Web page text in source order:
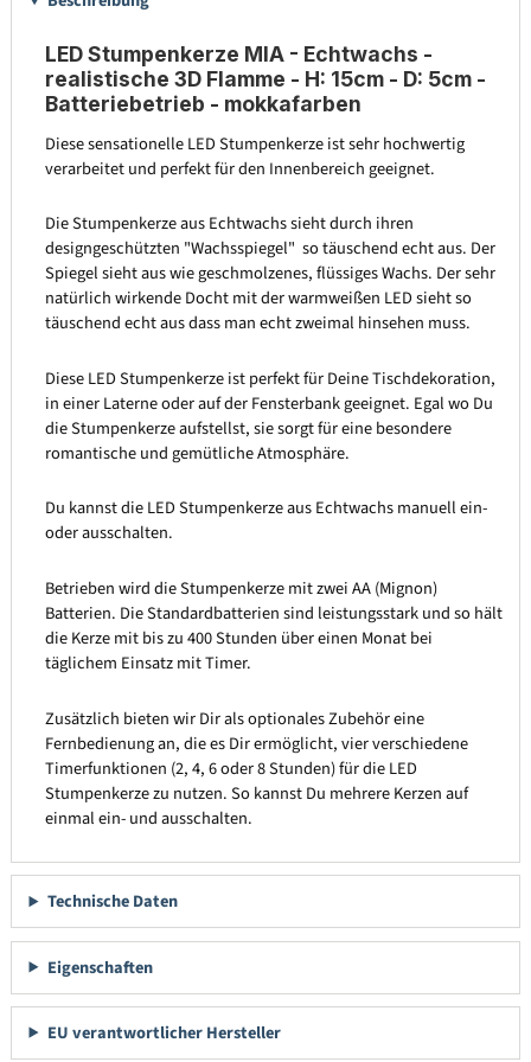
LED Stumpenkerze MIA - Echtwachs -
realistische 3D Flamme - H: 15cm - D: 5cm -
Batteriebetrieb - mokkafarben
Diese sensationelle LED Stumpenkerze ist sehr hochwertig
verarbeitet und perfekt für den Innenbereich geeignet.
Die Stumpenkerze aus Echtwachs sieht durch ihren
designgeschützten "Wachsspiegel" so täuschend echt aus. Der
Spiegel sieht aus wie geschmolzenes, flüssiges Wachs. Der sehr
natürlich wirkende Docht mit der warmweißen LED sieht so
täuschend echt aus dass man echt zweimal hinsehen muss.
Diese LED Stumpenkerze ist perfekt für Deine Tischdekoration,
in einer Laterne oder auf der Fensterbank geeignet. Egal wo Du
die Stumpenkerze aufstellst, sie sorgt für eine besondere
romantische und gemütliche Atmosphäre.
Du kannst die LED Stumpenkerze aus Echtwachs manuell ein-
oder ausschalten.
Betrieben wird die Stumpenkerze mit zwei AA (Mignon)
Batterien. Die Standardbatterien sind leistungsstark und so hält
die Kerze mit bis zu 400 Stunden über einen Monat bei
täglichem Einsatz mit Timer.
Zusätzlich bieten wir Dir als optionales Zubehör eine
Fernbedienung an, die es Dir ermöglicht, vier verschiedene
Timerfunktionen (2, 4, 6 oder 8 Stunden) für die LED
Stumpenkerze zu nutzen. So kannst Du mehrere Kerzen auf
einmal ein- und ausschalten.
Technische Daten
Eigenschaften
EU verantwortlicher Hersteller